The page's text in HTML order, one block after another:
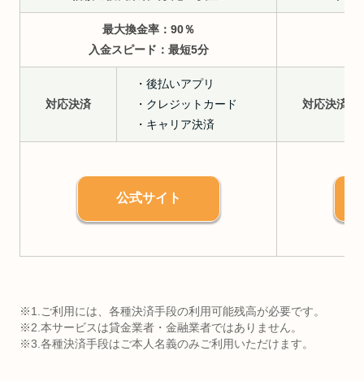
最大換金率：90％
入金スピード：最短5分
対応決済
・後払いアプリ
・クレジットカード
・キャリア決済
対応決済
公式サイト
※1.ご利用には、各種決済手段の利用可能残高が必要です。
※2.本サービスは貸金業者・金融業者ではありません。
※3.各種決済手段はご本人名義のみご利用いただけます。